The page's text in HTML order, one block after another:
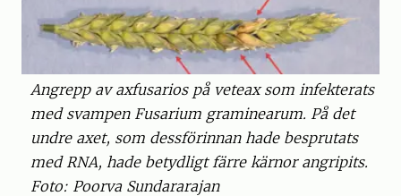
Angrepp av axfusarios på veteax som infekterats
med svampen Fusarium graminearum. På det
undre axet, som dessförinnan hade besprutats
med RNA, hade betydligt färre kärnor angripits.
Foto: Poorva Sundararajan